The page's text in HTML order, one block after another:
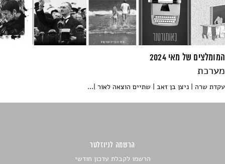
המומלצים של מאי 2024
מערכת
עקדת שרה | ניצן בן זאב | שתיים הוצאה לאור |...
הרשמה לניוזלטר
הרשמו לקבלת עדכון חודשי